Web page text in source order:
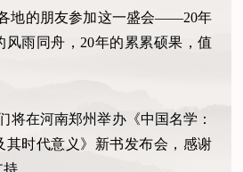
地的朋友参加这一盛会——20年
风雨同舟，20年的累累硕果，值
将在河南郑州举办《中国名学：
其时代意义》新书发布会，感谢
。